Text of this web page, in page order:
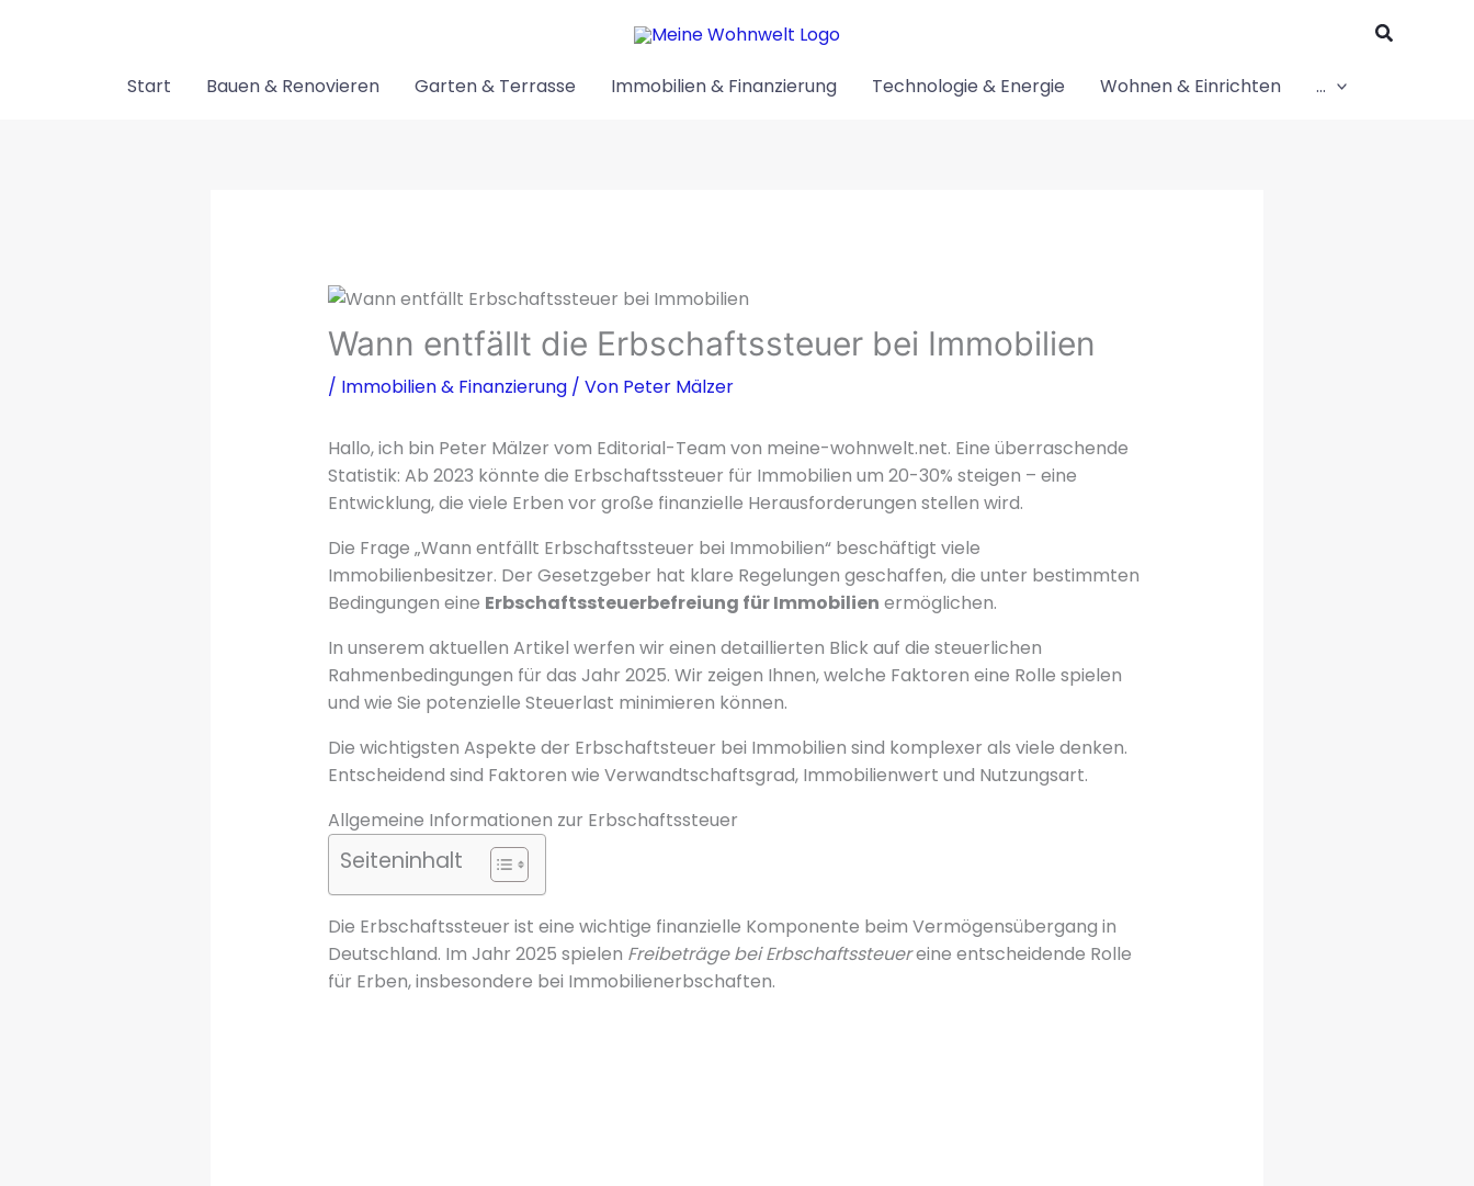
Suchen
Start Bauen & Renovieren Garten & Terrasse Immobilien & Finanzierung Technologie & Energie Wohnen & Einrichten …
Wann entfällt die Erbschaftssteuer bei Immobilien
/ Immobilien & Finanzierung/ Von Peter Mälzer
Hallo, ich bin Peter Mälzer vom Editorial-Team von meine-wohnwelt.net. Eine überraschende
Statistik: Ab 2023 könnte die Erbschaftssteuer für Immobilien um 20-30% steigen – eine
Entwicklung, die viele Erben vor große finanzielle Herausforderungen stellen wird.
Die Frage „Wann entfällt Erbschaftssteuer bei Immobilien“ beschäftigt viele
Immobilienbesitzer. Der Gesetzgeber hat klare Regelungen geschaffen, die unter bestimmten
Bedingungen eine Erbschaftssteuerbefreiung für Immobilien ermöglichen.
In unserem aktuellen Artikel werfen wir einen detaillierten Blick auf die steuerlichen
Rahmenbedingungen für das Jahr 2025. Wir zeigen Ihnen, welche Faktoren eine Rolle spielen
und wie Sie potenzielle Steuerlast minimieren können.
Die wichtigsten Aspekte der Erbschaftsteuer bei Immobilien sind komplexer als viele denken.
Entscheidend sind Faktoren wie Verwandtschaftsgrad, Immobilienwert und Nutzungsart.
Allgemeine Informationen zur Erbschaftssteuer
Seiteninhalt
Die Erbschaftssteuer ist eine wichtige finanzielle Komponente beim Vermögensübergang in
Deutschland. Im Jahr 2025 spielen Freibeträge bei Erbschaftssteuereine entscheidende Rolle
für Erben, insbesondere bei Immobilienerbschaften.